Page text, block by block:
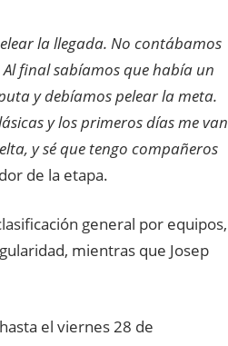
la llegada. No contábamos
final sabíamos que había un
y debíamos pelear la meta.
y los primeros días me van
y sé que tengo compañeros
de la etapa.
general por equipos,
mientras que Josep
el viernes 28 de